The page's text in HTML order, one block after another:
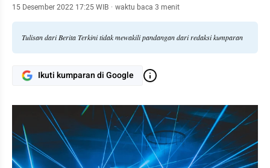
15 Desember 2022 17:25 WIB · waktu baca 3 menit
Tulisan dari Berita Terkini tidak mewakili pandangan dari redaksi kumparan
Ikuti kumparan di Google